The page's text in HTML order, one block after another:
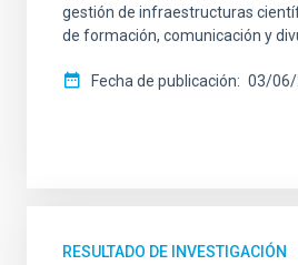
gestión de infraestructuras
de formación, comunicación y
Fecha de publicación 03/06/
RESULTADO DE INVESTIGACIÓN